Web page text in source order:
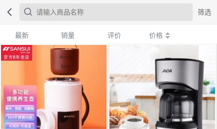
筛选
最新 销量 评价 价格